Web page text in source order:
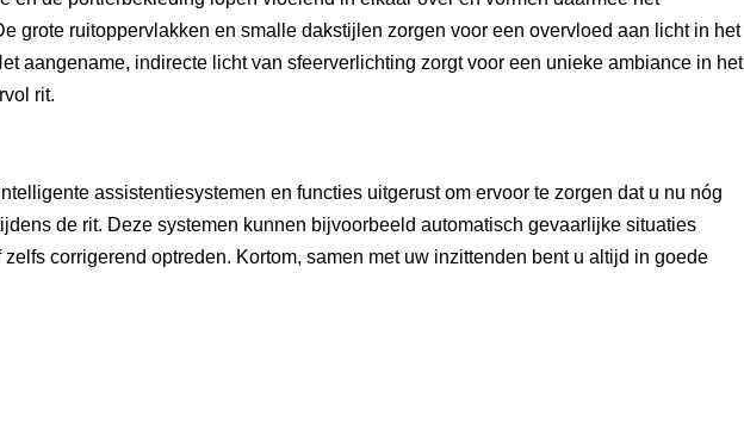
grote ruitoppervlakken en smalle dakstijlen zorgen voor een overvloed aan licht in het
aangename, indirecte licht van sfeerverlichting zorgt voor een unieke ambiance in het
rit.
assistentiesystemen en functies uitgerust om ervoor te zorgen dat u nu nóg
de rit. Deze systemen kunnen bijvoorbeeld automatisch gevaarlijke situaties
corrigerend optreden. Kortom, samen met uw inzittenden bent u altijd in goede